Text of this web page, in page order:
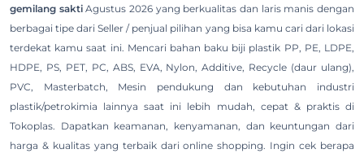
gemilang saktiAgustus 2026 yang berkualitas dan laris manis dengan
berbagai tipe dari Seller / penjual pilihan yang bisa kamu cari dari lokasi
terdekat kamu saat ini. Mencari bahan baku biji plastik PP, PE, LDPE,
HDPE, PS, PET, PC, ABS, EVA, Nylon, Additive, Recycle (daur ulang),
PVC, Masterbatch, Mesin pendukung dan kebutuhan industri
plastik/petrokimia lainnya saat ini lebih mudah, cepat & praktis di
Tokoplas. Dapatkan keamanan, kenyamanan, dan keuntungan dari
harga & kualitas yang terbaik dari online shopping. Ingin cek berapa